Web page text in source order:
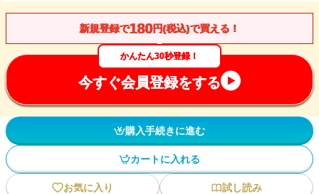
新規登録で180円(税込)で買える！
かんたん30秒登録！
今すぐ会員登録をする
購入手続きに進む
カートに入れる
お気に入り
試し読み